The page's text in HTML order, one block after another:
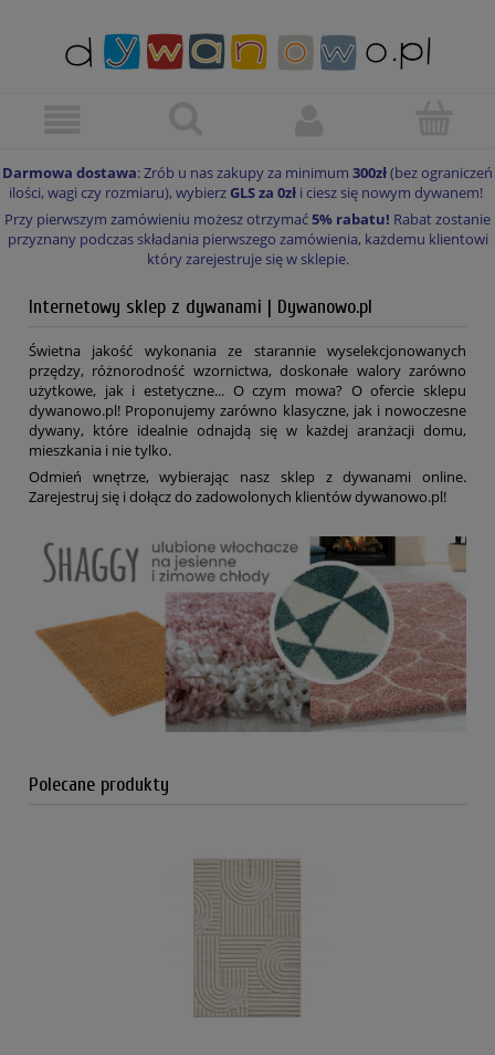
Darmowa dostawa: Zrób u nas zakupy za minimum 300zł(bez ograniczeń
ilości, wagi czy rozmiaru), wybierzGLS za 0zł i ciesz się nowym dywanem!
Przy pierwszym zamówieniu możesz otrzymać5% rabatu! Rabat zostanie
przyznany podczas składania pierwszego zamówienia, każdemu klientowi
który zarejestruje się w sklepie.
Internetowy sklep z dywanami | Dywanowo.pl
Świetna jakość wykonania ze starannie wyselekcjonowanych
przędzy, różnorodność wzornictwa, doskonałe walory zarówno
użytkowe, jak i estetyczne... O czym mowa? O ofercie sklepu
dywanowo.pl! Proponujemy zarówno klasyczne, jak i nowoczesne
dywany, które idealnie odnajdą się w każdej aranżacji domu,
mieszkania i nie tylko.
Odmień wnętrze, wybierając nasz sklep z dywanami online.
Zarejestruj się i dołącz do zadowolonych klientów dywanowo.pl!
Polecane produkty